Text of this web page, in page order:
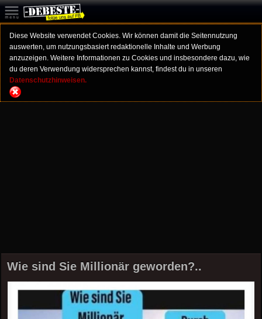
Diese Website verwendet Cookies. Wir können damit die Seitennutzung
auswerten, um nutzungsbasiert redaktionelle Inhalte und Werbung
anzuzeigen. Weitere Informationen zu Cookies und insbesondere dazu, wie
du deren Verwendung widersprechen kannst, findest du in unseren
Datenschutzhinweisen.
Wie sind Sie Millionär geworden?..